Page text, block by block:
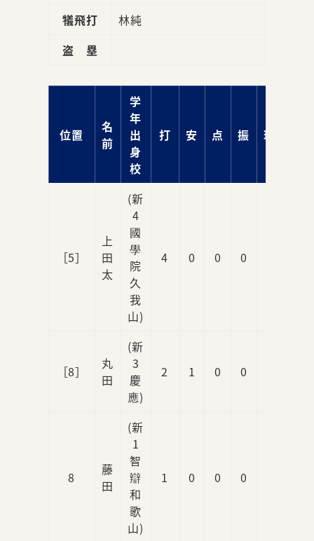
犠飛打
林純
盗 塁
位置
名
前
学
年
出
身
校
打 安 点 振 球
［5］
上
田
太
(新
4
國
學
院
久
我
山)
4 0 0 0
［8］
丸
田
(新
3
慶
應)
2 1 0 0
8
藤
田
(新
1
智
辯
和
歌
山)
1 0 0 0